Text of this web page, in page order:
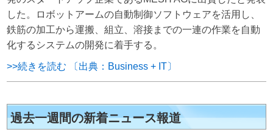
した。ロボットアームの自動制御ソフトウェアを活用し、
鉄筋の加工から運搬、組立、溶接までの一連の作業を自動
化するシステムの開発に着手する。
>>続きを読む 〔出典：Business + IT〕
過去一週間の新着ニュース報道